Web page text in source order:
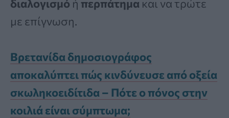
διαλογισμό ή περπάτημα και να τρώτε
με επίγνωση.
Βρετανίδα δημοσιογράφος
αποκαλύπτει πώς κινδύνευσε από οξεία
σκωληκοειδίτιδα – Πότε ο πόνος στην
κοιλιά είναι σύμπτωμα;